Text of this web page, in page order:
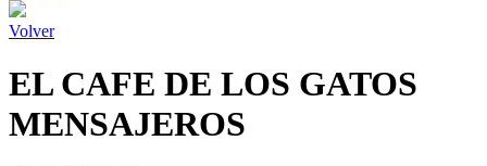
Volver
EL CAFE DE LOS GATOS
MENSAJEROS